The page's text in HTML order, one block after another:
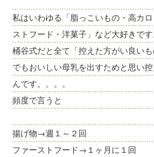
私はいわゆる「脂っこいもの・高カ
ストフード・洋菓子」など大好きです
桶谷式だと全て「控えた方がい良い
でもおいしい母乳を出すためと思い
んです。。。。
頻度で言うと
揚げ物→週１～２回
ファーストフード→１ヶ月に１回